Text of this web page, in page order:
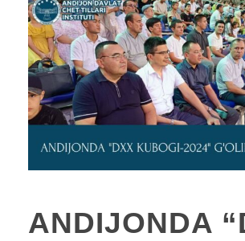
ANDIJONDA